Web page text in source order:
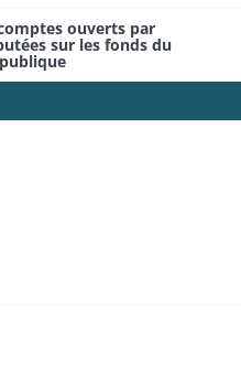
ouverts par
sur les fonds du